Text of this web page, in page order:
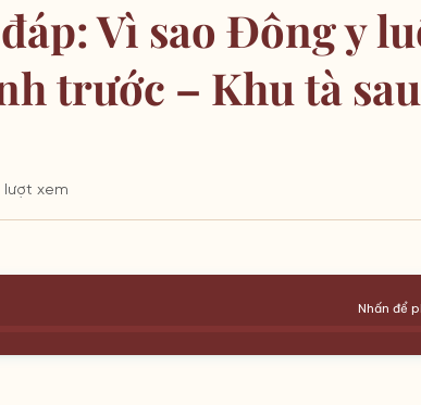
Vì sao Đông y
trước – Khu tà
lượt xem
Nhấn để